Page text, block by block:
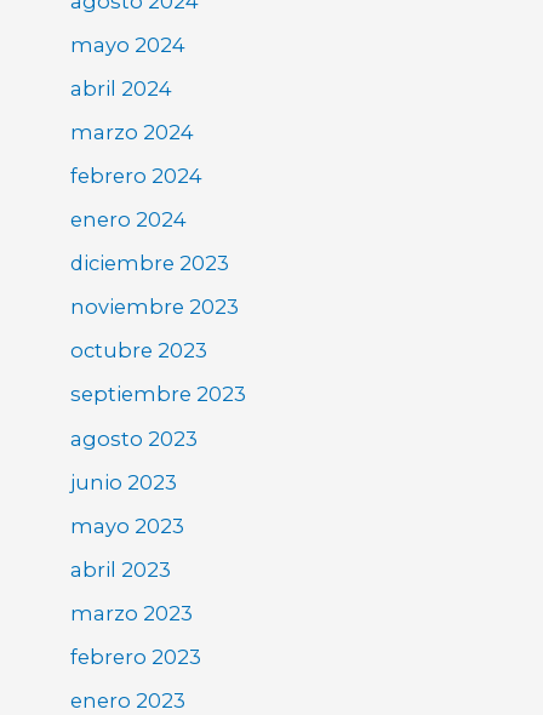
mayo 2024
abril 2024
marzo 2024
febrero 2024
enero 2024
diciembre 2023
noviembre 2023
octubre 2023
septiembre 2023
agosto 2023
junio 2023
mayo 2023
abril 2023
marzo 2023
febrero 2023
enero 2023